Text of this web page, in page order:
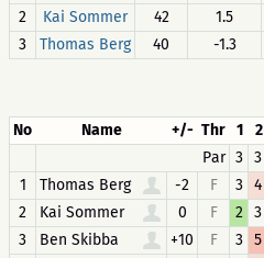
2
Kai Sommer 42 1.5
3
Thomas Berg 40 -1.3
No Name +/- Thr 1 2
Par 3 3
1
Thomas Berg -2 F 3 4
2
Kai Sommer 0 F 2 3
3
Ben Skibba +10 F 3 5